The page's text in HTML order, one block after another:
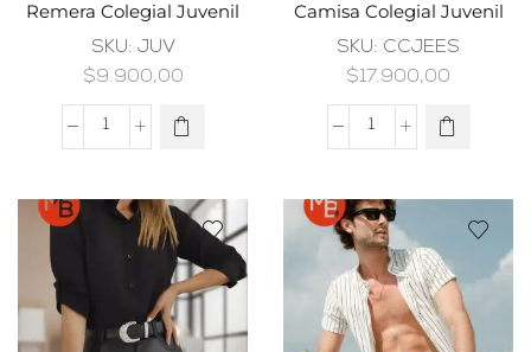
Remera Colegial Juvenil
SKU: JUV
$9.900,00
Camisa Colegial Juvenil
SKU: CCJEES
$17.900,00